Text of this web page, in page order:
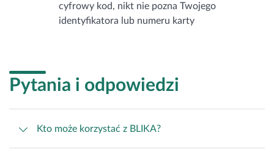
cyfrowy kod, nikt nie pozna Twojego
identyfikatora lub numeru karty
Pytania i odpowiedzi
Kto może korzystać z BLIKA?